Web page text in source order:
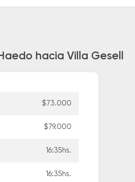
hacia Villa Gesell
$73.000
$79.000
16:35hs.
16:35hs.